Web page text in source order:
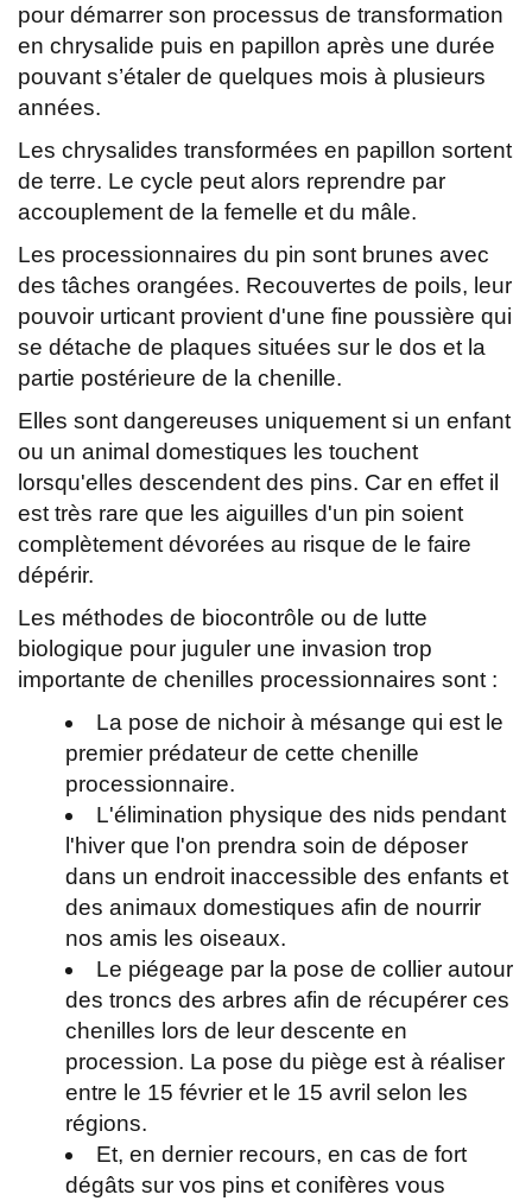
pour démarrer son processus de transformation
en chrysalide puis en papillon après une durée
pouvant s’étaler de quelques mois à plusieurs
années.
Les chrysalides transformées en papillon sortent
de terre. Le cycle peut alors reprendre par
accouplement de la femelle et du mâle.
Les processionnaires du pin sont brunes avec
des tâches orangées. Recouvertes de poils, leur
pouvoir urticant provient d'une fine poussière qui
se détache de plaques situées sur le dos et la
partie postérieure de la chenille.
Elles sont dangereuses uniquement si un enfant
ou un animal domestiques les touchent
lorsqu'elles descendent des pins. Car en effet il
est très rare que les aiguilles d'un pin soient
complètement dévorées au risque de le faire
dépérir.
Les méthodes de biocontrôle ou de lutte
biologique pour juguler une invasion trop
importante de chenilles processionnaires sont :
La pose de nichoir à mésange qui est le
premier prédateur de cette chenille
processionnaire.
L'élimination physique des nids pendant
l'hiver que l'on prendra soin de déposer
dans un endroit inaccessible des enfants et
des animaux domestiques afin de nourrir
nos amis les oiseaux.
Le piégeage par la pose de collier autour
des troncs des arbres afin de récupérer ces
chenilles lors de leur descente en
procession. La pose du piège est à réaliser
entre le 15 février et le 15 avril selon les
régions.
Et, en dernier recours, en cas de fort
dégâts sur vos pins et conifères vous